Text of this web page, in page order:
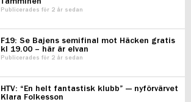
Publicerades för 2 år sedan
F19: Se Bajens semifinal mot Häcken gratis
kl 19.00 – här är elvan
Publicerades för 2 år sedan
HTV: “En helt fantastisk klubb” — nyförvärvet
Klara Folkesson